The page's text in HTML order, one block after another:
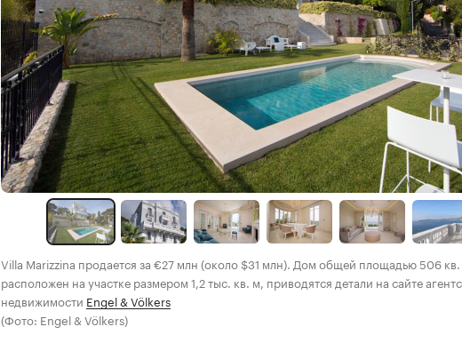
Villa Marizzina продается за €27 млн (около $31 млн). Дом общей площадью 506
расположен на участке размером 1,2 тыс. кв. м, приводятся детали на сайте
недвижимости Engel & Völkers
(Фото: Engel & Völkers)